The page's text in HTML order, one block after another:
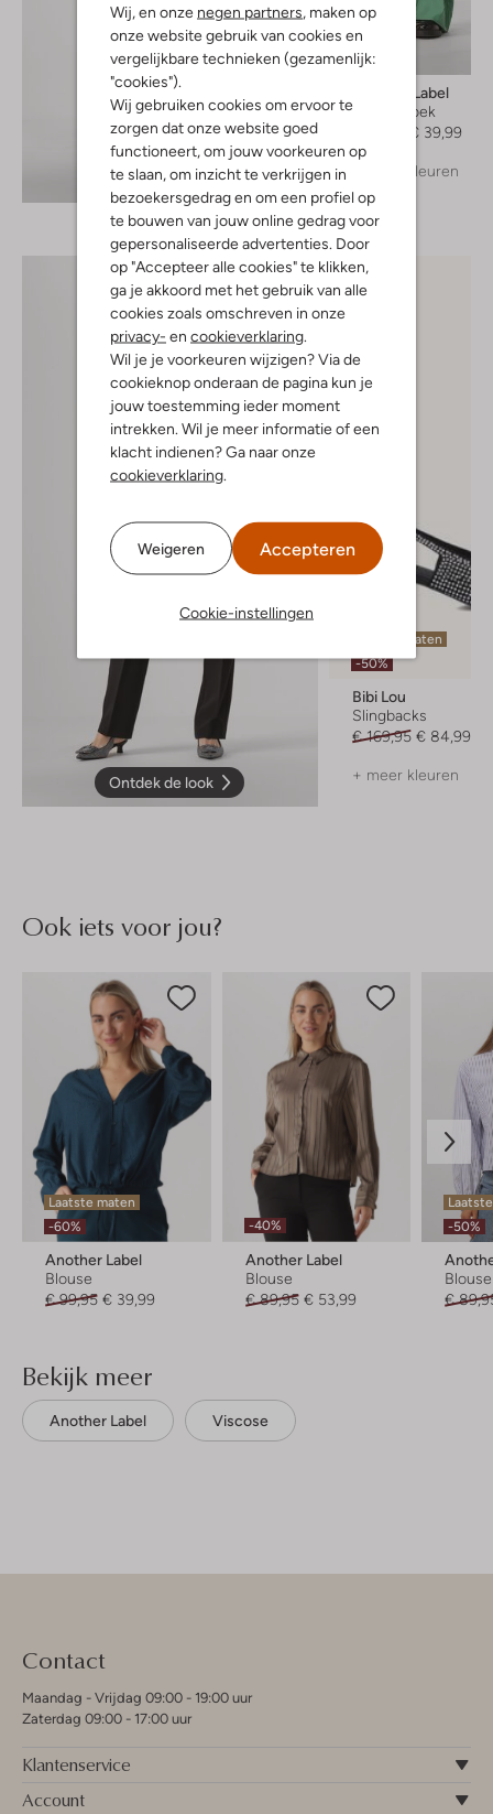
Wij, en onze negen partners, maken op
onze website gebruik van cookies en
vergelijkbare technieken (gezamenlijk:
"cookies").
Wij gebruiken cookies om ervoor te
zorgen dat onze website goed
functioneert, om jouw voorkeuren op
te slaan, om inzicht te verkrijgen in
bezoekersgedrag en om een profiel op
te bouwen van jouw online gedrag voor
gepersonaliseerde advertenties. Door
op "Accepteer alle cookies" te klikken,
ga je akkoord met het gebruik van alle
cookies zoals omschreven in onze
privacy- en cookieverklaring.
Wil je je voorkeuren wijzigen? Via de
cookieknop onderaan de pagina kun je
jouw toestemming ieder moment
intrekken. Wil je meer informatie of een
klacht indienen? Ga naar onze
cookieverklaring.
Weigeren Accepteren
Cookie-instellingen
Ontdek de look
-60%
Another Label
Wijde broek
€ 39,99
+ meer kleuren
Ontdek de look
Laatste maten
-50%
Bibi Lou
Slingbacks
€ 169,95 € 84,99
+ meer kleuren
Ook iets voor jou?
Laatste maten
-60%
Another Label
Blouse
€ 99,95 € 39,99
-40%
Another Label
Blouse
€ 89,95 € 53,99
-50%
Blouse
€
Bekijk meer
Another Label Viscose
Contact
Maandag - Vrijdag 09:00 - 19:00 uur
Zaterdag 09:00 - 17:00 uur
Klantenservice
Account